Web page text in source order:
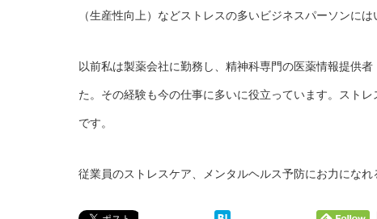
（生産性向上）などストレスの多いビジネスパーソンには
以前私は製薬会社に勤務し、精神科専門の医薬情報提供
た。その経験も今の仕事に多いに役立っています。スト
です。
従業員のストレスケア、メンタルヘルス予防にお力になれ